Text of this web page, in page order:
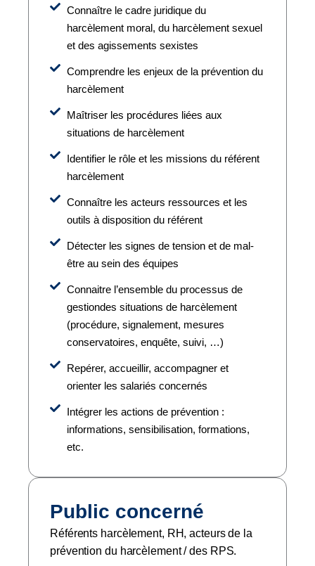
Connaître le cadre juridique du
harcèlement moral, du harcèlement sexuel
et des agissements sexistes
Comprendre les enjeux de la prévention du
harcèlement
Maîtriser les procédures liées aux
situations de harcèlement
Identifier le rôle et les missions du référent
harcèlement
Connaître les acteurs ressources et les
outils à disposition du référent
Détecter les signes de tension et de mal-
être au sein des équipes
Connaitre l’ensemble du processus de
gestiondes situations de harcèlement
(procédure, signalement, mesures
conservatoires, enquête, suivi, …)
Repérer, accueillir, accompagner et
orienter les salariés concernés
Intégrer les actions de prévention :
informations, sensibilisation, formations,
etc.
Public concerné
Référents harcèlement, RH, acteurs de la
prévention du harcèlement / des RPS.